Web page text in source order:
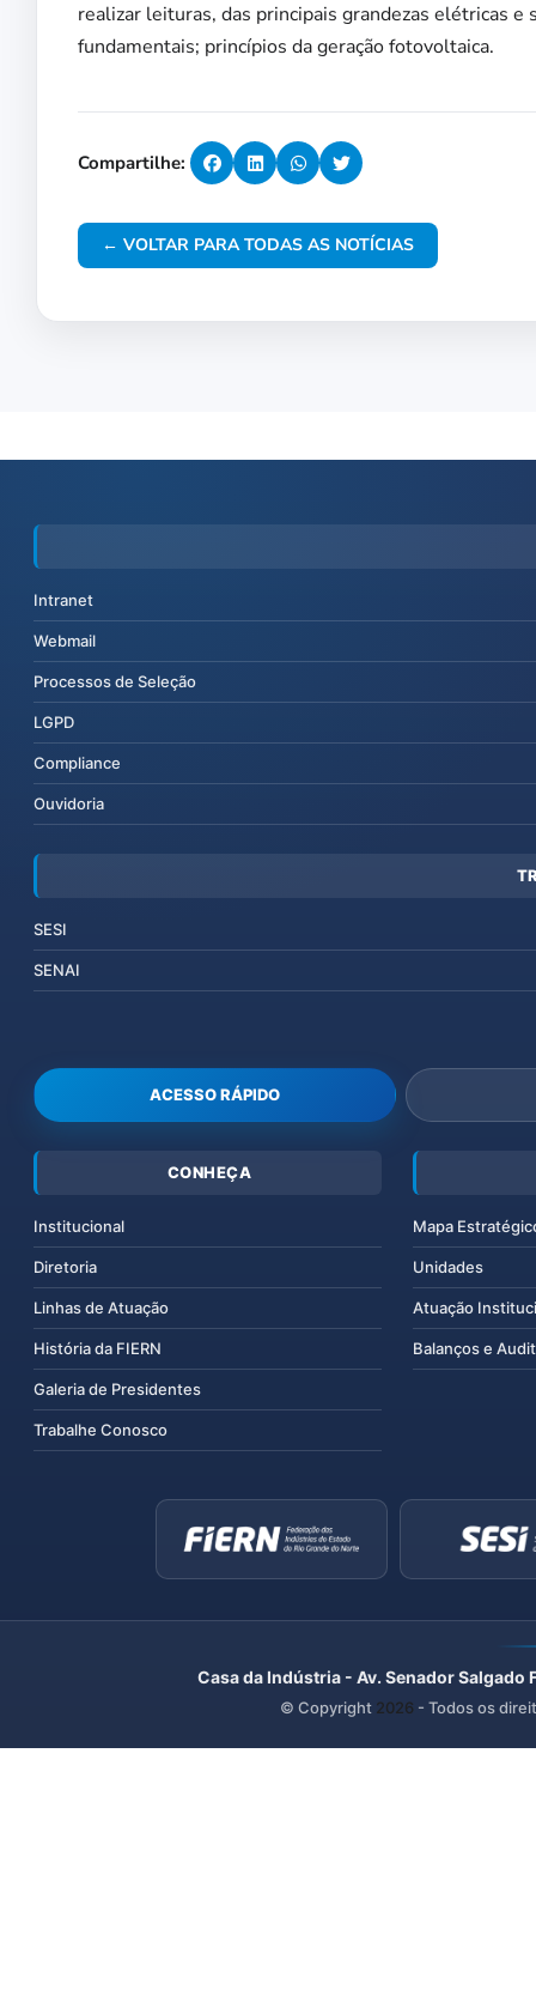
realizar leituras, das principais grandezas elétricas
fundamentais; princípios da geração fotovoltaica.
Compartilhe:
← VOLTAR PARA TODAS AS NOTÍCIAS
Intranet
Webmail
Processos de Seleção
LGPD
Compliance
Ouvidoria
SESI
SENAI
ACESSO RÁPIDO
CONHEÇA
Institucional
Diretoria
Linhas de Atuação
História da FIERN
Galeria de Presidentes
Trabalhe Conosco
Mapa
Unidades
Atuação
Balanços e
Casa da Indústria - Av. Senador
© Copyright 2026 - Todos os